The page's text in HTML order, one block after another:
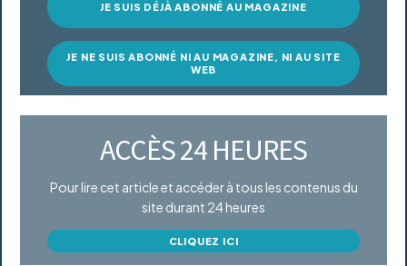
JE SUIS DÉJÀ ABONNÉ AU MAGAZINE
JE NE SUIS ABONNÉ NI AU MAGAZINE, NI AU SITE
WEB
ACCÈS 24 HEURES
Pour lire cet article et accéder à tous les contenus du
site durant 24 heures
CLIQUEZ ICI